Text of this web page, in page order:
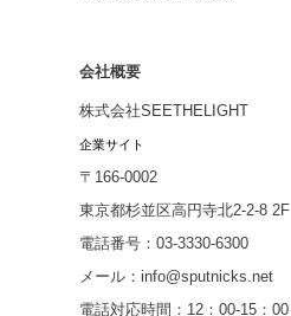
会社概要
株式会社SEETHELIGHT
企業サイト
〒166-0002
東京都杉並区高円寺北2-2-8 2F
電話番号：03-3330-6300
メール：info@sputnicks.net
電話対応時間：12：00-15：00